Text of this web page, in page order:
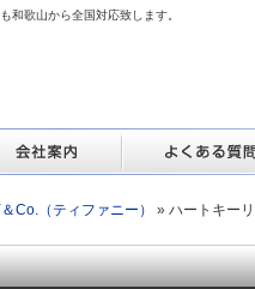
和歌山から全国対応致します。
Co.（ティファニー） » ハートキー